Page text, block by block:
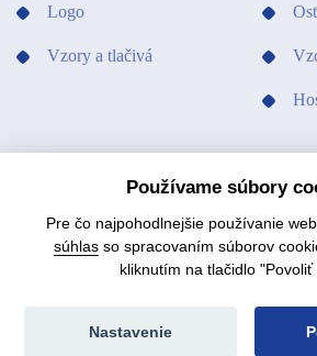
Logo
Vzory a tlačivá
PODPORILI SME
© 2021 Fond na podporu umenia.
Používame súbory
Pre čo najpohodlnejšie používanie
súhlasso spracovaním súborov
kliknutím na tlačidlo "Povoliť
Nastavenie